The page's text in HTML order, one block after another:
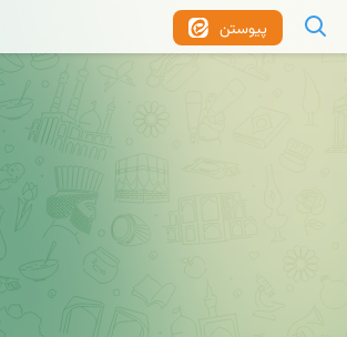
پیوستن